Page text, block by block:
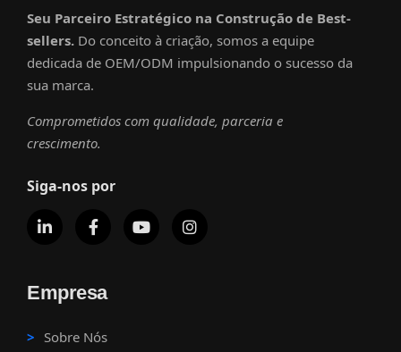
Seu Parceiro Estratégico na Construção de Best-
sellers. Do conceito à criação, somos a equipe
dedicada de OEM/ODM impulsionando o sucesso da
sua marca.
Comprometidos com qualidade, parceria e
crescimento.
Siga-nos por
Empresa
Sobre Nós